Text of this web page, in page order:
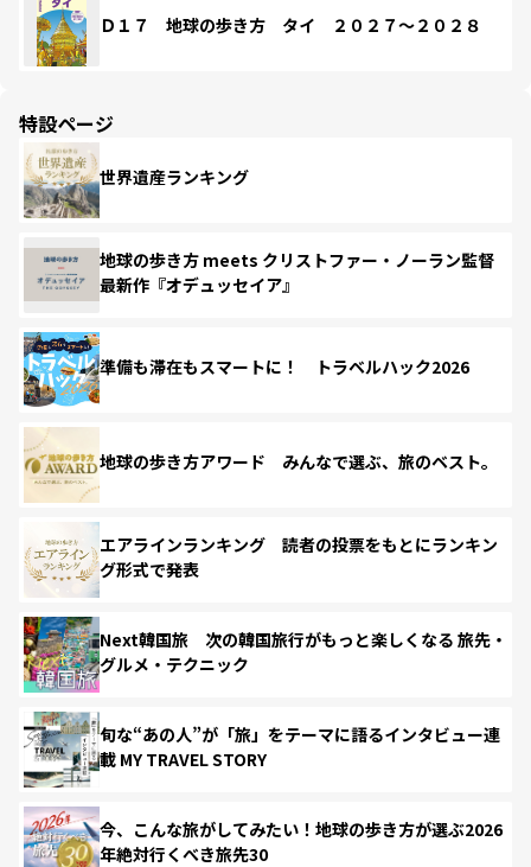
Ｄ１７ 地球の歩き方 タイ ２０２７～２０２８
特設ページ
世界遺産ランキング
地球の歩き方 meets クリストファー・ノーラン監督
最新作『オデュッセイア』
準備も滞在もスマートに！ トラベルハック2026
地球の歩き方アワード みんなで選ぶ、旅のベスト。
エアラインランキング 読者の投票をもとにランキン
グ形式で発表
Next韓国旅 次の韓国旅行がもっと楽しくなる 旅先・
グルメ・テクニック
旬な“あの人”が「旅」をテーマに語るインタビュー連
載 MY TRAVEL STORY
今、こんな旅がしてみたい！地球の歩き方が選ぶ2026
年絶対行くべき旅先30